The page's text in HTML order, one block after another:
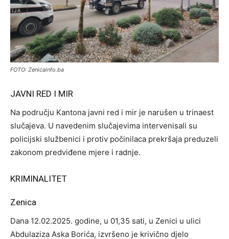
FOTO: Zenicainfo.ba
JAVNI RED I MIR
Na području Kantona javni red i mir je narušen u trinaest
slučajeva. U navedenim slučajevima intervenisali su
policijski službenici i protiv počinilaca prekršaja preduzeli
zakonom predviđene mjere i radnje.
KRIMINALITET
Zenica
Dana 12.02.2025. godine, u 01,35 sati, u Zenici u ulici
Abdulaziza Aska Borića, izvršeno je krivično djelo